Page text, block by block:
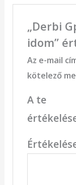
„Derbi
idom”
Az e-mail
kötelező
A te